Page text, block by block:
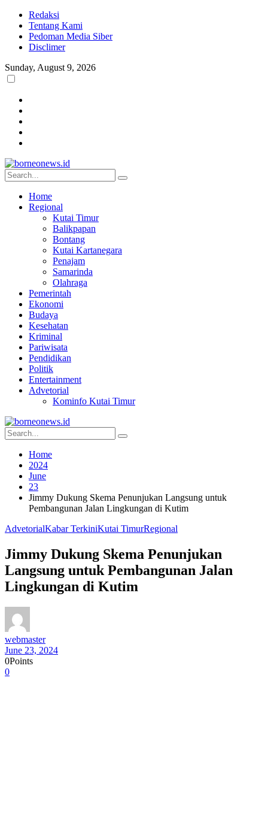
Redaksi
Tentang Kami
Pedoman Media Siber
Disclimer
Sunday, August 9, 2026
Home
Regional
Kutai Timur
Balikpapan
Bontang
Kutai Kartanegara
Penajam
Samarinda
Olahraga
Pemerintah
Ekonomi
Budaya
Kesehatan
Kriminal
Pariwisata
Pendidikan
Politik
Entertainment
Advetorial
Kominfo Kutai Timur
Home
2024
June
23
Jimmy Dukung Skema Penunjukan Langsung untuk
Pembangunan Jalan Lingkungan di Kutim
AdvetorialKabar TerkiniKutai TimurRegional
Jimmy Dukung Skema Penunjukan
Langsung untuk Pembangunan Jalan
Lingkungan di Kutim
webmaster
June 23, 2024
0Points
0